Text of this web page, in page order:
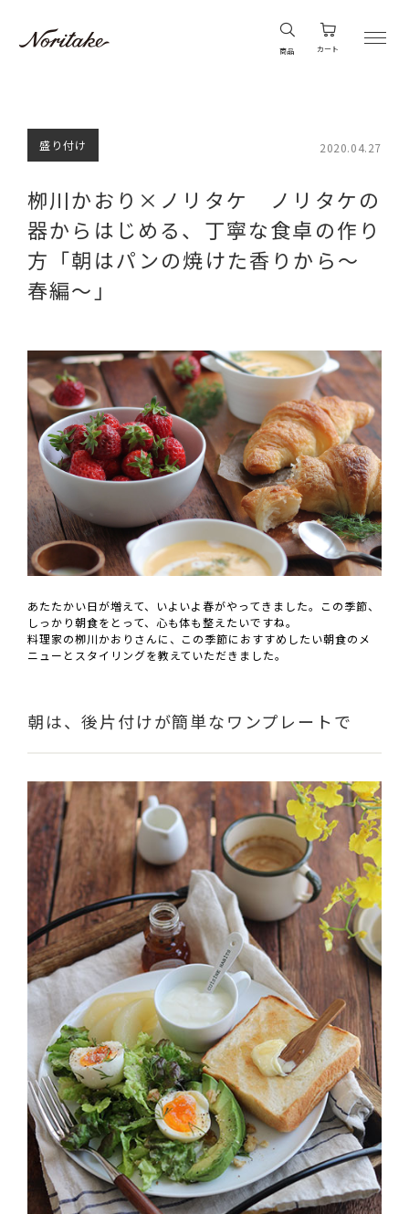
商品 カート
盛り付け 2020.04.27
栁川かおり×ノリタケ ノリタケの
器からはじめる、丁寧な食卓の作り
方「朝はパンの焼けた香りから～
春編～」
あたたかい日が増えて、いよいよ春がやってきました。この季節、
しっかり朝食をとって、心も体も整えたいですね。
料理家の栁川かおりさんに、この季節におすすめしたい朝食のメ
ニューとスタイリングを教えていただきました。
朝は、後片付けが簡単なワンプレートで